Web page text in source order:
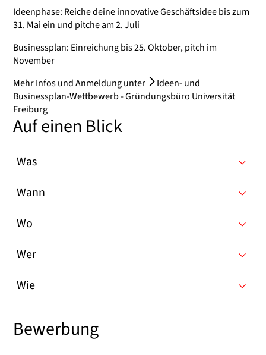
Ideenphase: Reiche deine innovative Geschäftsidee bis zum
31. Mai ein und pitche am 2. Juli
Businessplan: Einreichung bis 25. Oktober, pitch im
November
Mehr Infos und Anmeldung unter
Ideen- und
Businessplan-Wettbewerb - Gründungsbüro Universität
Freiburg
Auf einen Blick
Was
Wann
Wo
Wer
Wie
Bewerbung